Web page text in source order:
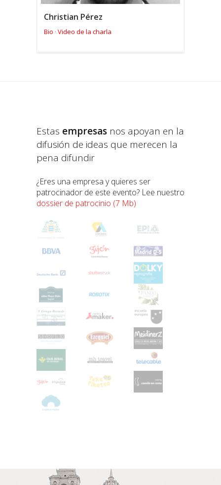
Christian Pérez
Bio · Video de la charla
Estas empresas nos apoyan en la
difusión de ideas que merecen la
pena difundir
¿Eres una empresa y quieres ser
patrocinador de este evento? Lee nuestro
dossier de patrocinio (7 Mb)